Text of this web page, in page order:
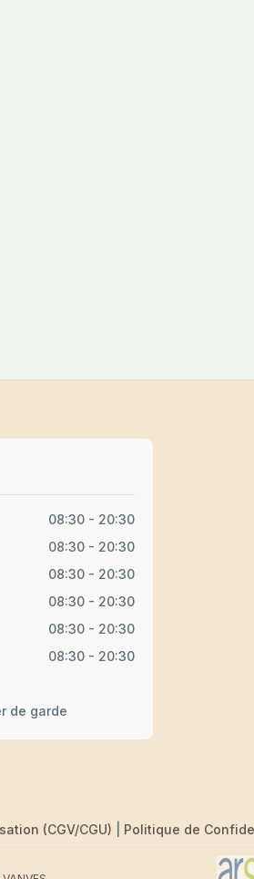
08:30 - 20:30
08:30 - 20:30
08:30 - 20:30
08:30 - 20:30
08:30 - 20:30
08:30 - 20:30
de garde
(CGV/CGU) Politique de